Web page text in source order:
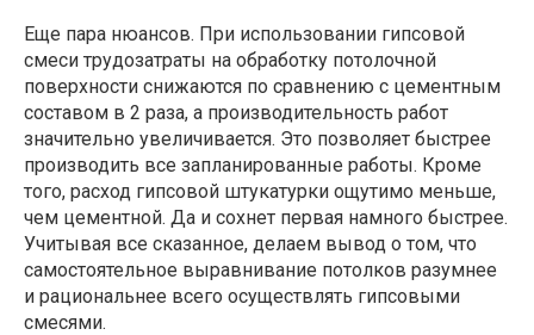
Еще пара нюансов. При использовании гипсовой
смеси трудозатраты на обработку потолочной
поверхности снижаются по сравнению с цементным
составом в 2 раза, а производительность работ
значительно увеличивается. Это позволяет быстрее
производить все запланированные работы. Кроме
того, расход гипсовой штукатурки ощутимо меньше,
чем цементной. Да и сохнет первая намного быстрее.
Учитывая все сказанное, делаем вывод о том, что
самостоятельное выравнивание потолков разумнее
и рациональнее всего осуществлять гипсовыми
смесями.